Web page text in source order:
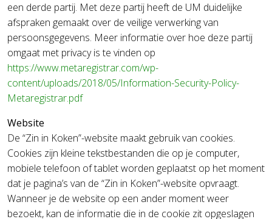
een derde partij. Met deze partij heeft de UM duidelijke
afspraken gemaakt over de veilige verwerking van
persoonsgegevens. Meer informatie over hoe deze partij
omgaat met privacy is te vinden op
https://www.metaregistrar.com/wp-
content/uploads/2018/05/Information-Security-Policy-
Metaregistrar.pdf
Website
De “Zin in Koken”-website maakt gebruik van cookies.
Cookies zijn kleine tekstbestanden die op je computer,
mobiele telefoon of tablet worden geplaatst op het moment
dat je pagina’s van de “Zin in Koken”-website opvraagt.
Wanneer je de website op een ander moment weer
bezoekt, kan de informatie die in de cookie zit opgeslagen